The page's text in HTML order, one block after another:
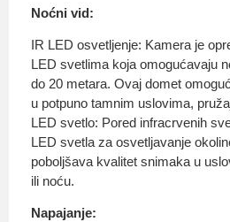
Noćni vid:
IR LED osvetljenje: Kamera je
LED svetlima koja omogućavaju
do 20 metara. Ovaj domet
u potpuno tamnim uslovima,
LED svetlo: Pored infracrvenih
LED svetla za osvetljavanje
poboljšava kvalitet snimaka u
ili noću.
Napajanje: